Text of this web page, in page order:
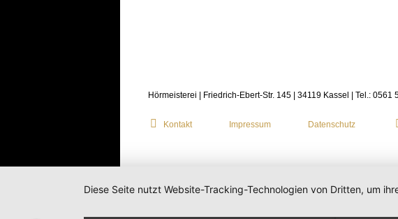
Hörmeisterei | Friedrich-Ebert-Str. 145 | 34119 Kassel | Tel.: 0561
Kontakt Impressum Datenschutz
Diese Seite nutzt Website-Tracking-Technologien von Dritten, um